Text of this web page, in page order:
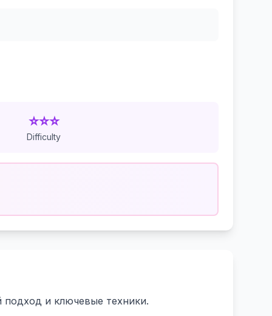
⭐⭐⭐
Difficulty
подход и ключевые техники.